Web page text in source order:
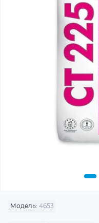
Модель: 4653